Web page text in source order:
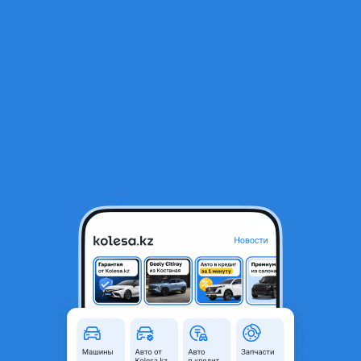
Алматы, Алматинская